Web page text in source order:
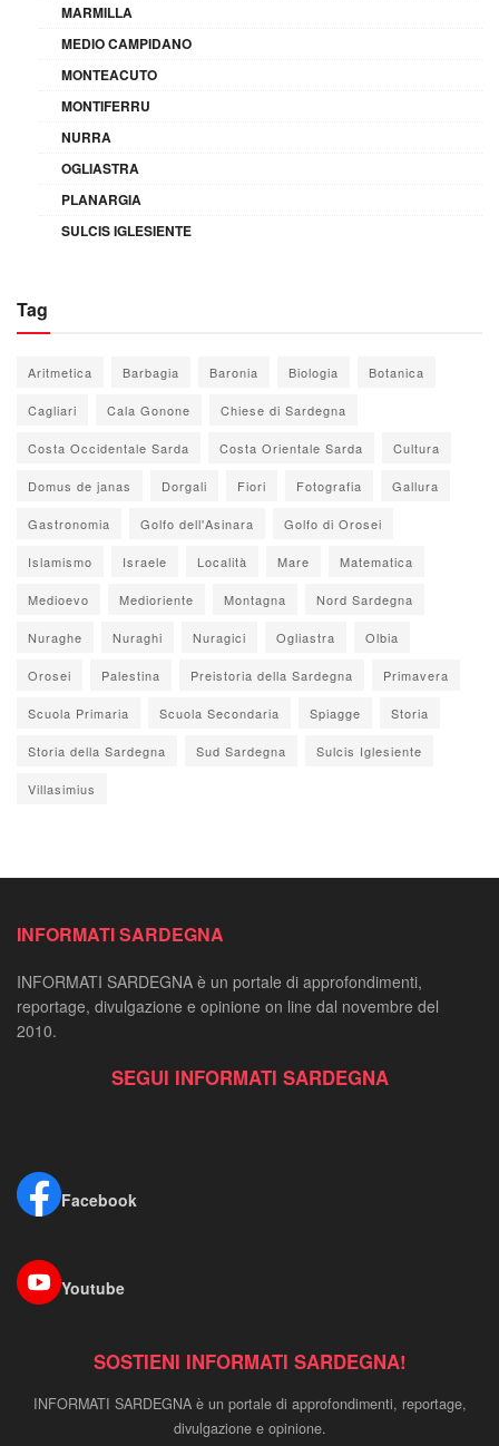
MARMILLA
MEDIO CAMPIDANO
MONTEACUTO
MONTIFERRU
NURRA
OGLIASTRA
PLANARGIA
SULCIS IGLESIENTE
Tag
Aritmetica Barbagia Baronia Biologia Botanica
Cagliari Cala Gonone Chiese di Sardegna
Costa Occidentale Sarda Costa Orientale Sarda Cultura
Domus de janas Dorgali Fiori Fotografia Gallura
Gastronomia Golfo dell'Asinara Golfo di Orosei
Islamismo Israele Località Mare Matematica
Medioevo Medioriente Montagna Nord Sardegna
Nuraghe Nuraghi Nuragici Ogliastra Olbia
Orosei Palestina Preistoria della Sardegna Primavera
Scuola Primaria Scuola Secondaria Spiagge Storia
Storia della Sardegna Sud Sardegna Sulcis Iglesiente
Villasimius
INFORMATI SARDEGNA
INFORMATI SARDEGNA è un portale di approfondimenti,
reportage, divulgazione e opinione on line dal novembre del
2010.
SEGUI INFORMATI SARDEGNA
Facebook
Youtube
SOSTIENI INFORMATI SARDEGNA!
INFORMATI SARDEGNA è un portale di approfondimenti, reportage,
divulgazione e opinione.